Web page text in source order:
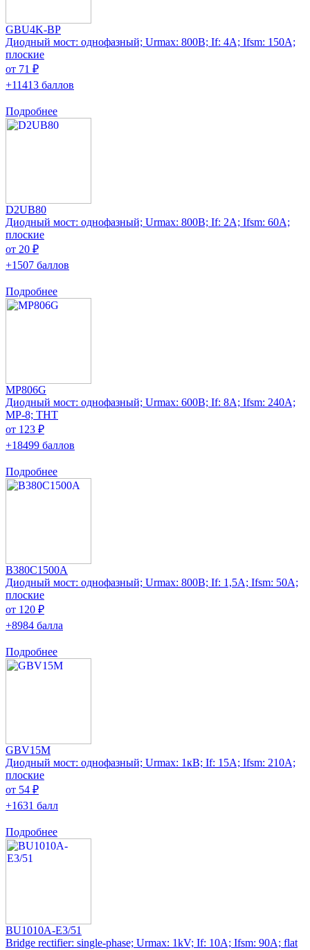
GBU4K-BP
Диодный мост: однофазный; Urmax: 800В; If: 4А; Ifsm: 150А;
плоские
от 71 ₽
+11413 баллов
Подробнее
D2UB80
Диодный мост: однофазный; Urmax: 800В; If: 2А; Ifsm: 60А;
плоские
от 20 ₽
+1507 баллов
Подробнее
MP806G
Диодный мост: однофазный; Urmax: 600В; If: 8А; Ifsm: 240А;
MP-8; THT
от 123 ₽
+18499 баллов
Подробнее
B380C1500A
Диодный мост: однофазный; Urmax: 800В; If: 1,5А; Ifsm: 50А;
плоские
от 120 ₽
+8984 балла
Подробнее
GBV15M
Диодный мост: однофазный; Urmax: 1кВ; If: 15А; Ifsm: 210А;
плоские
от 54 ₽
+1631 балл
Подробнее
BU1010A-E3/51
Bridge rectifier: single-phase; Urmax: 1kV; If: 10A; Ifsm: 90A; flat